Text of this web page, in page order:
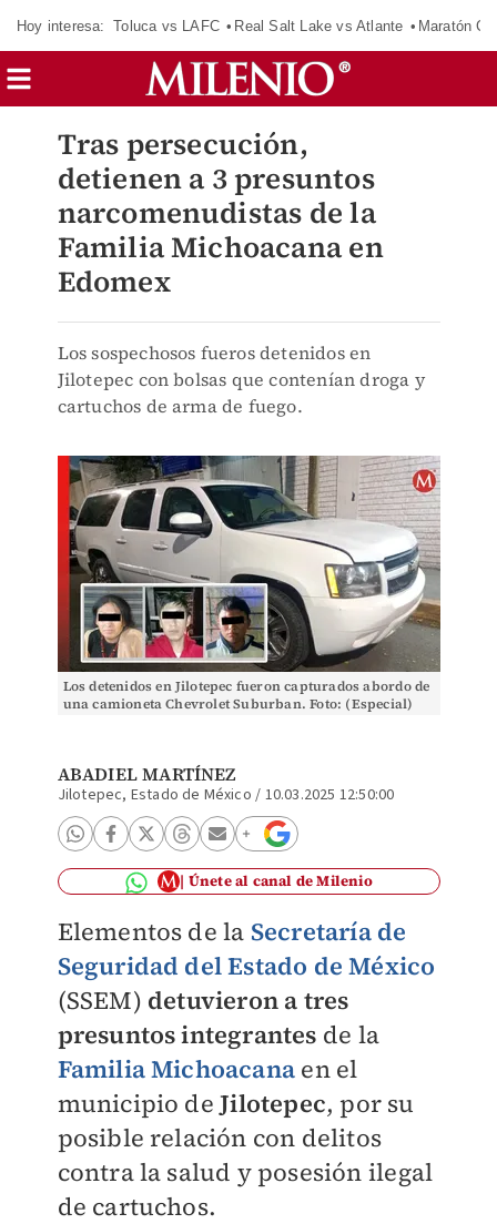
Hoy interesa: Toluca vs LAFC Real Salt Lake vs Atlante Maratón
Tras persecución,
detienen a 3 presuntos
narcomenudistas de la
Familia Michoacana en
Edomex
Los sospechosos fueros detenidos en
Jilotepec con bolsas que contenían droga y
cartuchos de arma de fuego.
Los detenidos en Jilotepec fueron capturados abordo de
una camioneta Chevrolet Suburban. Foto: (Especial)
ABADIEL MARTÍNEZ
Jilotepec, Estado de México / 10.03.2025 12:50:00
Únete al canal de Milenio
Elementos de la Secretaría de
Seguridad del Estado de México
(SSEM) detuvieron a tres
presuntos integrantes de la
Familia Michoacana en el
municipio deJilotepec, por su
posible relación con delitos
contra la salud y posesión ilegal
de cartuchos.